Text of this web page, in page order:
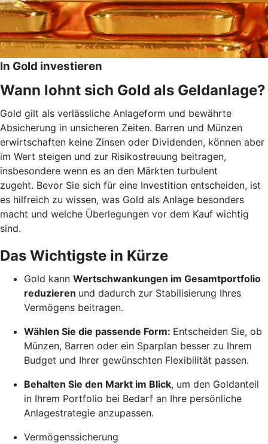
In Gold investieren
Wann lohnt sich Gold als Geldanlage?
Gold gilt als verlässliche Anlageform und bewährte
Absicherung in unsicheren Zeiten. Barren und Münzen
erwirtschaften keine Zinsen oder Dividenden, können aber
im Wert steigen und zur Risikostreuung beitragen,
insbesondere wenn es an den Märkten turbulent
zugeht. Bevor Sie sich für eine Investition entscheiden, ist
es hilfreich zu wissen, was Gold als Anlage besonders
macht und welche Überlegungen vor dem Kauf wichtig
sind.
Das Wichtigste in Kürze
Gold kann Wertschwankungen im Gesamtportfolio
reduzieren und dadurch zur Stabilisierung Ihres
Vermögens beitragen.
Wählen Sie die passende Form: Entscheiden Sie, ob
Münzen, Barren oder ein Sparplan besser zu Ihrem
Budget und Ihrer gewünschten Flexibilität passen.
Behalten Sie den Markt im Blick, um den Goldanteil
in Ihrem Portfolio bei Bedarf an Ihre persönliche
Anlagestrategie anzupassen.
Vermögenssicherung